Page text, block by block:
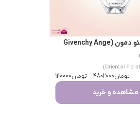
جیوانچی آنجئو دمون (Givenchy Ange
تومان4802000
– تومان1110000
مشاهده و خرید